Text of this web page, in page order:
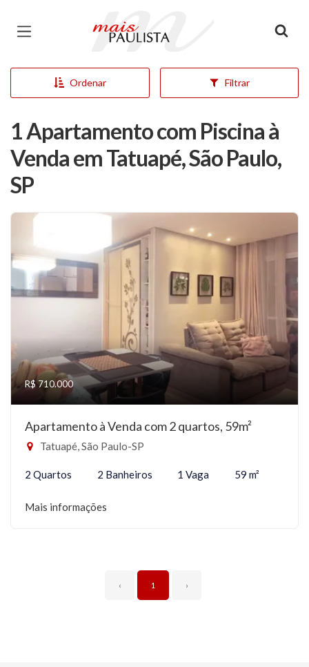
Página inicial
Ordenar Filtrar
1 Apartamento com Piscina à
Venda em Tatuapé, São Paulo,
SP
R$ 710.000
Apartamento à Venda com 2 quartos, 59m²
Tatuapé, São Paulo-SP
2 Quartos 2 Banheiros 1 Vaga 59 m²
Mais informações
‹ 1 ›